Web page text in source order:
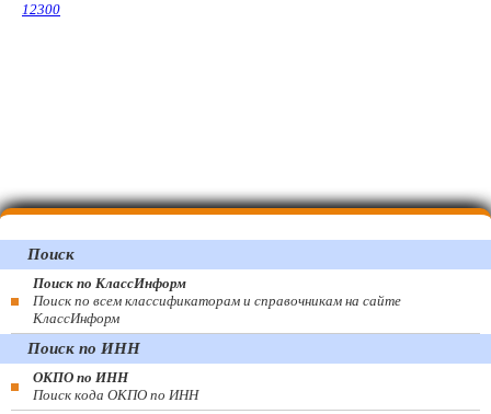
12300
Поиск
Поиск по КлассИнформ
Поиск по всем классификаторам и справочникам на сайте
КлассИнформ
Поиск по ИНН
ОКПО по ИНН
Поиск кода ОКПО по ИНН